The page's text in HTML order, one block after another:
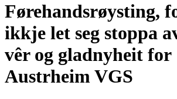
Førehandsrøysting,
ikkje let seg stoppa
vêr og gladnyheit for
Austrheim VGS